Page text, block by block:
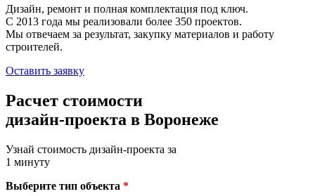
Дизайн, ремонт и полная комплектация под ключ.
С 2013 года мы реализовали более 350 проектов.
Мы отвечаем за результат, закупку материалов и работу
строителей.
Оставить заявку
Расчет стоимости
дизайн-проекта в Воронеже
Узнай стоимость дизайн-проекта за
1 минуту
Выберите тип объекта *